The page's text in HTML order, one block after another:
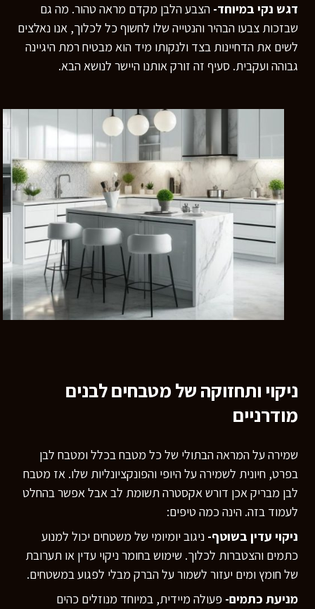
דגש נקי במיוחד- הצבע הלבן מקדם מראה טהור. מה גם
שבזכות צבעו הבהיר והנטייה שלו לחשוף כל לכלוך, אנו נאלצים
לשים את הדחיינות בצד ולנקותו מיד הוא מבטיח רמת היגיינה
גבוהה ועקבית. סעיף זה זורק אותנו היישר לנושא הבא.
ניקוי ותחזוקה של מטבחים לבנים
מודרניים
שמירה על המראה הבתולי של כל מטבח בכלל ומטבח לבן
בפרט, חיונית לשמירה על היופי והפונקציונליות שלו. אז מטבח
לבן מבריק אכן דורש אקסטרה תשומת לב אבל אפשר בהחלט
לעמוד בזה. הינה כמה טיפים:
ניקוי עדין בשוטף- ניגוב יומיומי של משטחים יכול למנוע
כתמים והצטברות לכלוך. שימוש בחומר ניקוי עדין או תערובת
של חומץ ומים יעזור לשמור על הברק מבלי לפגוע במשטחים.
מניעת כתמים- פעולה מיידית, במיוחד מנוזלים כהים